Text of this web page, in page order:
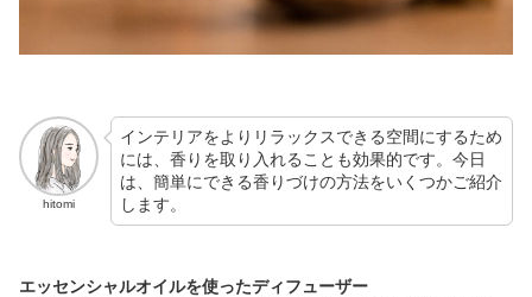
hitomi
インテリアをよりリラックスできる空間にするため
には、香りを取り入れることも効果的です。今日
は、簡単にできる香りづけの方法をいくつかご紹介
します。
エッセンシャルオイルを使ったディフューザー